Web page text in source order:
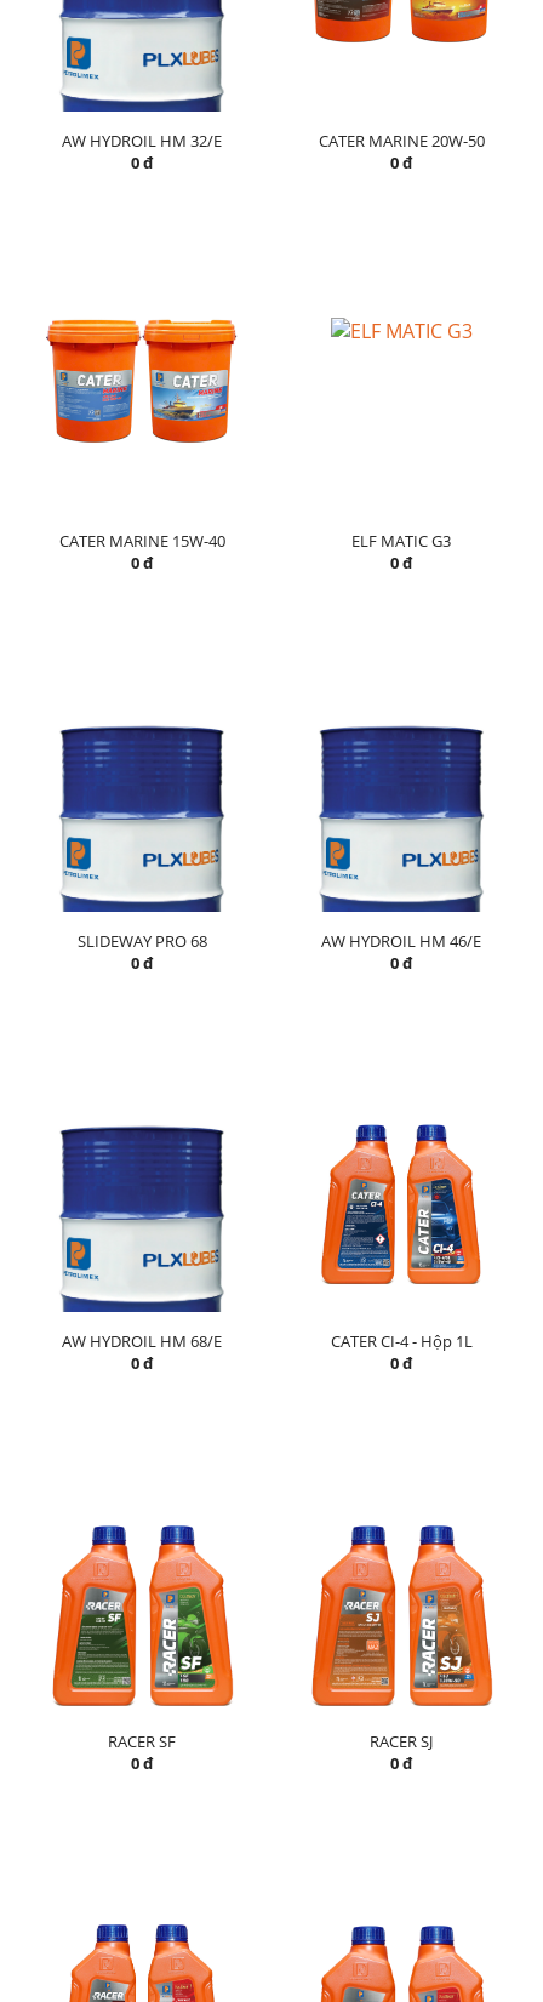
AW HYDROIL HM 32/E
0 đ
CATER MARINE 20W-50
0 đ
CATER MARINE 15W-40
0 đ
ELF MATIC G3
0 đ
SLIDEWAY PRO 68
0 đ
AW HYDROIL HM 46/E
0 đ
AW HYDROIL HM 68/E
0 đ
CATER CI-4 - Hộp 1L
0 đ
RACER SF
0 đ
RACER SJ
0 đ